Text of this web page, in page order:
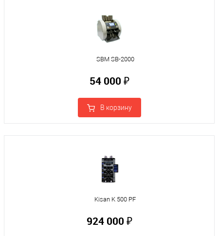
SBM SB-2000
54 000 ₽
В корзину
Kisan K 500 PF
924 000 ₽